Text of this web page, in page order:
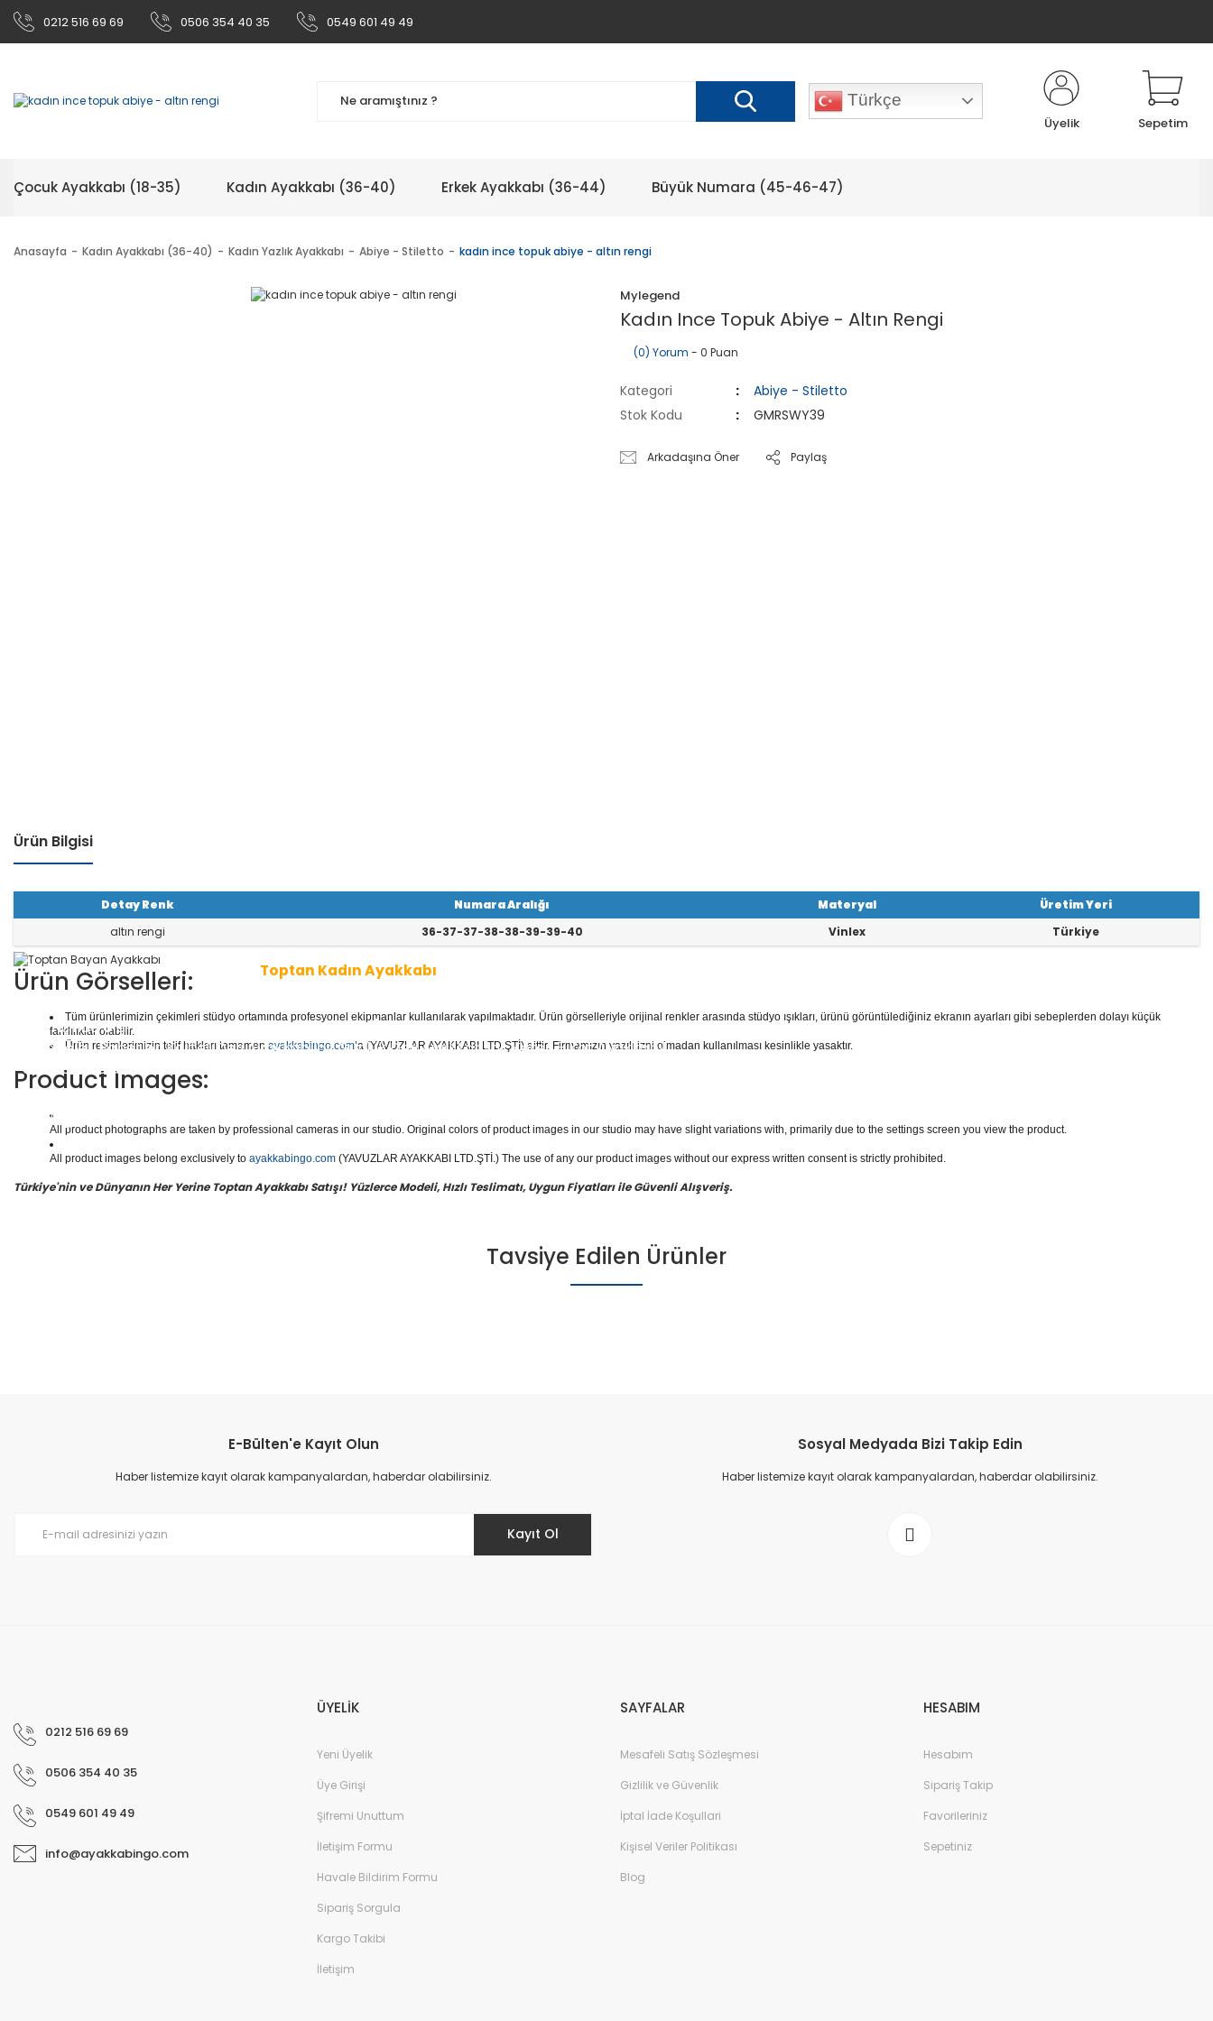
0212 516 69 69 0506 354 40 35 0549 601 49 49
Türkçe
Üyelik Sepetim
Çocuk Ayakkabı (18-35) Kadın Ayakkabı (36-40) Erkek Ayakkabı (36-44) Büyük Numara (45-46-47)
Anasayfa Kadın Ayakkabı (36-40) Kadın Yazlık Ayakkabı Abiye - Stiletto kadın ince topuk abiye - altın rengi
Mylegend
Kadın Ince Topuk Abiye - Altın Rengi
(0) Yorum - 0 Puan
Kategori
Abiye - Stiletto
Stok Kodu
GMRSWY39
Arkadaşına Öner Paylaş
Ürün Bilgisi
Detay Renk Numara Aralığı Materyal
Üretim Yeri
altın rengi
36-37-37-38-38-39-39-40 Vinlex Türkiye
Toptan Kadın Ayakkabı
1 seri içinde8çift ayakkabı bulunur. Toptan Kadın/Bayan Ayakkabı
kategorisinde; Stilettola
r, Abiyeler, Babetler, Kaliteli Deri Ayakkabılar, Günlük Deri Ayakkabılar, Keten - Kot Ayakkabıl
ar, Botlar ve daha binlerce model kadın/bayan ayakkabısı mevcuttur.
Yüzlerce modeli, hızlı teslimatı, uygun
en doğru adresi Yavuzlar Ayakkabı!
Ürün Görselleri:
Tüm ürünlerimizin çekimleri stüdyo ortamında profesyonel ekipmanlar kullanılarak yapılmaktadır. Ürün görselleriyle orijinal renkler arasında stüdyo ışıkları, ürünü görüntülediğiniz ekranın ayarları gibi sebeplerden dolayı küçük
farklılıklar olabilir.
Ürün resimlerimizin telif hakları tamamen ayakkabingo.com’a (YAVUZLAR AYAKKABI LTD.ŞTİ) aittir. Firmamızın yazılı izni olmadan kullanılması kesinlikle yasaktır.
Product Images:
All product photographs are taken by professional cameras in our studio. Original colors of product images in our studio may have slight variations with, primarily due to the settings screen you view the product.
All product images belong exclusively to ayakkabingo.com (YAVUZLAR AYAKKABI LTD.ŞTİ.) The use of any our product images without our express written consent is strictly prohibited.
Türkiye'nin ve Dünyanın Her Yerine Toptan Ayakkabı Satışı! Yüzlerce Modeli, Hızlı Teslimatı, Uygun Fiyatları ile Güvenli Alışveriş.
Tavsiye Edilen Ürünler
Kadın Ince Topuk Abiye - Gümüş
E-Bülten'e Kayıt Olun
Haber listemize kayıt olarak kampanyalardan, haberdar olabilirsiniz.
Kayıt Ol
Sosyal Medyada Bizi Takip Edin
Haber listemize kayıt olarak kampanyalardan, haberdar olabilirsiniz.
0212 516 69 69
0506 354 40 35
0549 601 49 49
info@ayakkabingo.com
ÜYELİK
Yeni Üyelik
Üye Girişi
Şifremi Unuttum
İletişim Formu
Havale Bildirim Formu
Sipariş Sorgula
Kargo Takibi
İletişim
SAYFALAR
Mesafeli Satış Sözleşmesi
Gizlilik ve Güvenlik
İptal İade Koşullari
Kişisel Veriler Politikası
Blog
HESABIM
Hesabım
Sipariş Takip
Favorileriniz
Sepetiniz